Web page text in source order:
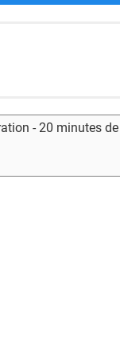
- 20 minutes